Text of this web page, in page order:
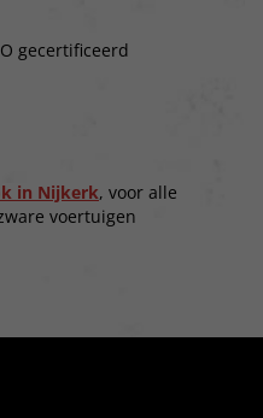
gecertificeerd
in Nijkerk, voor alle
voertuigen